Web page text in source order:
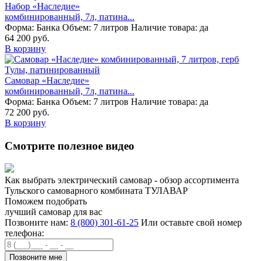
Набор «Наследие»
комбинированный, 7л, патина...
Форма: Банка Объем: 7 литров Наличие товара: да
64 200 руб.
В корзину
Самовар «Наследие»
комбинированный, 7л, патина...
Форма: Банка Объем: 7 литров Наличие товара: да
72 200 руб.
В корзину
Смотрите полезное видео
Как выбрать электрический самовар - обзор ассортимента
Тульского самоварного комбината ТУЛАВАР
Поможем подобрать
лучший самовар для вас
Позвоните нам: 8 (800) 301-61-25 Или оставьте свой номер
телефона: